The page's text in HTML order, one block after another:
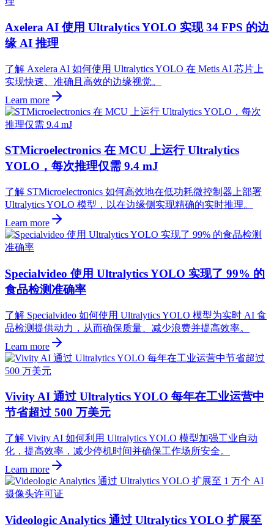
Axelera AI 使用 Ultralytics YOLO 实现 34 FPS 的边
缘 AI 推理
了解 Axelera AI 如何使用 Ultralytics YOLO 在 Metis AI 芯片上
实现快速、准确且高效的边缘视觉。
Learn more
STMicroelectronics 在 MCU 上运行 Ultralytics
YOLO，每次推理仅需 9.4 mJ
了解 STMicroelectronics 如何高效地在低功耗微控制器上部署
Ultralytics YOLO 模型，以在边缘侧实现精确的实时推理。
Learn more
Specialvideo 使用 Ultralytics YOLO 实现了 99% 的
食品检测准确率
了解 Specialvideo 如何使用 Ultralytics YOLO 模型为实时 AI 食
品检测提供动力，从而确保质量、减少浪费并提高效率。
Learn more
Vivity AI 通过 Ultralytics YOLO 每年在工业运营中
节省超过 500 万美元
了解 Vivity AI 如何利用 Ultralytics YOLO 模型加强工业自动
化，提高效率，减少停机时间并确保工作场所安全。
Learn more
Videologic Analytics 通过 Ultralytics YOLO 扩展至